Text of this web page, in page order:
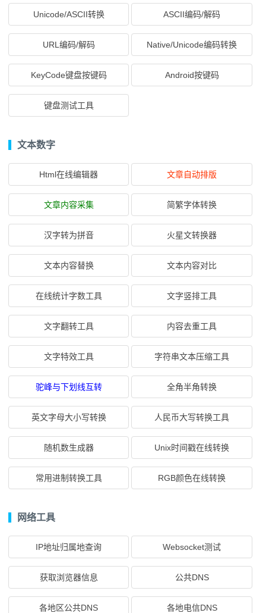
Unicode/ASCII转换 ASCII编码/解码
URL编码/解码 Native/Unicode编码转换
KeyCode键盘按键码 Android按键码
键盘测试工具
文本数字
Html在线编辑器 文章自动排版
文章内容采集 简繁字体转换
汉字转为拼音 火星文转换器
文本内容替换 文本内容对比
在线统计字数工具 文字竖排工具
文字翻转工具 内容去重工具
文字特效工具 字符串文本压缩工具
驼峰与下划线互转 全角半角转换
英文字母大小写转换 人民币大写转换工具
随机数生成器 Unix时间戳在线转换
常用进制转换工具 RGB颜色在线转换
网络工具
IP地址归属地查询 Websocket测试
获取浏览器信息 公共DNS
各地区公共DNS 各地电信DNS